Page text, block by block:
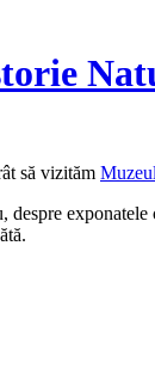
să vizităm
despre